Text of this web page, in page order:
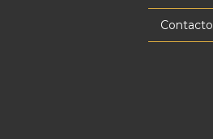
Contacto